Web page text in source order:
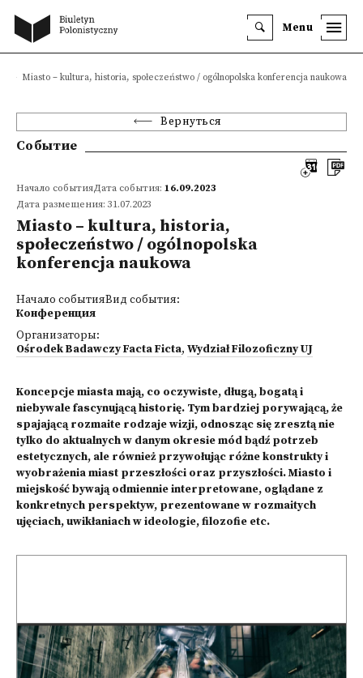
Menu
Miasto – kultura, historia, społeczeństwo / ogólnopolska konferencja naukowa
Вернуться
Событие
Начало событияДата события: 16.09.2023
Дата размещения: 31.07.2023
Miasto – kultura, historia,
społeczeństwo / ogólnopolska
konferencja naukowa
Начало событияВид события:
Конференция
Организаторы:
Ośrodek Badawczy Facta Ficta, Wydział Filozoficzny UJ
Koncepcje miasta mają, co oczywiste, długą, bogatą i
niebywale fascynującą historię. Tym bardziej porywającą, że
spajającą rozmaite rodzaje wizji, odnosząc się zresztą nie
tylko do aktualnych w danym okresie mód bądź potrzeb
estetycznych, ale również przywołując różne konstrukty i
wyobrażenia miast przeszłości oraz przyszłości. Miasto i
miejskość bywają odmiennie interpretowane, oglądane z
konkretnych perspektyw, prezentowane w rozmaitych
ujęciach, uwikłaniach w ideologie, filozofie etc.